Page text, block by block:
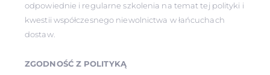
odpowiednie i regularne szkolenia na temat tej polityki i
kwestii współczesnego niewolnictwa w łańcuchach
dostaw.
ZGODNOŚĆ Z POLITYKĄ